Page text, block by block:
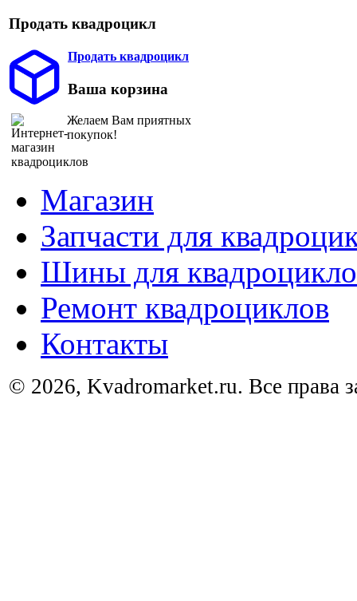
Продать квадроцикл
Продать квадроцикл
Ваша корзина
Желаем Вам приятных
покупок!
Магазин
Запчасти для
Шины для
Ремонт квадроциклов
Контакты
© 2026, Kvadromarket.ru. Все права